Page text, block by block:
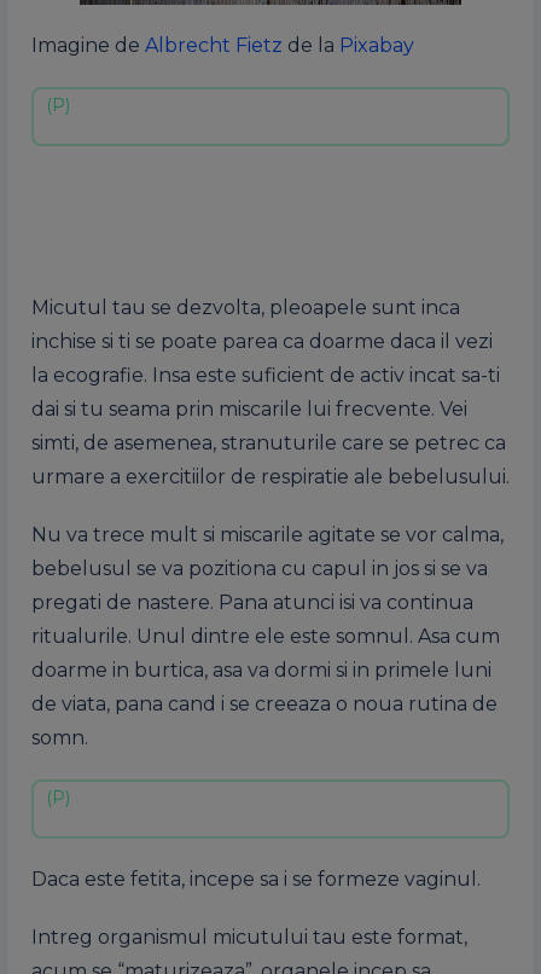
Imagine de Albrecht Fietz de la Pixabay
Micutul tau se dezvolta, pleoapele sunt inca
inchise si ti se poate parea ca doarme daca il vezi
la ecografie. Insa este suficient de activ incat sa-ti
dai si tu seama prin miscarile lui frecvente. Vei
simti, de asemenea, stranuturile care se petrec ca
urmare a exercitiilor de respiratie ale bebelusului.
Nu va trece mult si miscarile agitate se vor calma,
bebelusul se va pozitiona cu capul in jos si se va
pregati de nastere. Pana atunci isi va continua
ritualurile. Unul dintre ele este somnul. Asa cum
doarme in burtica, asa va dormi si in primele luni
de viata, pana cand i se creeaza o noua rutina de
somn.
Daca este fetita, incepe sa i se formeze vaginul.
Intreg organismul micutului tau este format,